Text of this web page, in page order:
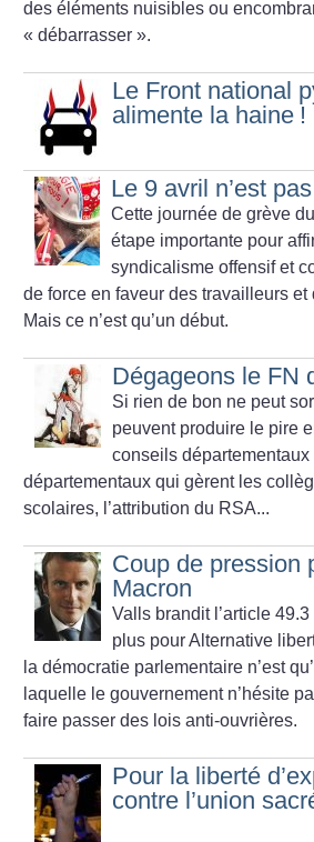
des éléments nuisibles ou
« débarrasser ».
Le Front national
alimente la haine !
Le 9 avril n’est
Cette journée de grève
étape importante pour
syndicalisme offensif et
de force en faveur des travailleurs et
Mais ce n’estqu’un début.
Dégageons le FN
Si rien de bon ne peut
peuvent produire le pire
conseils
départementaux qui gèrent les
scolaires, l’attribution du RSA...
Coup de pression
Macron
Valls brandit l’article 49.3
plus pour Alternative
la démocratie parlementaire n’est
laquelle le gouvernement n’hésite
faire passer des lois anti-ouvrières.
Pour la liberté
contre l’union